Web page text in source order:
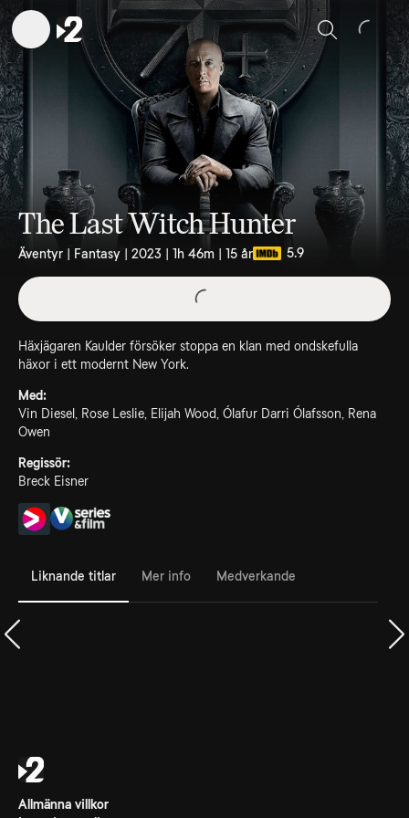
Sök
The Last Witch Hunter
Äventyr | Fantasy | 2023 | 1h 46m | 15 år 5.9
Häxjägaren Kaulder försöker stoppa en klan med ondskefulla
häxor i ett modernt New York.
Med:
Vin Diesel, Rose Leslie, Elijah Wood, Ólafur Darri Ólafsson, Rena
Owen
Regissör:
Breck Eisner
Liknande titlar Mer info Medverkande
Allmänna villkor